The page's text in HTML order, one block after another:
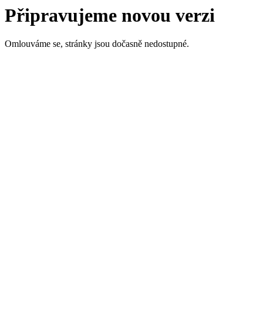
Připravujeme novou verzi
Omlouváme se, stránky jsou dočasně nedostupné.